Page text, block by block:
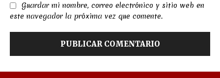
Guardar mi nombre, correo electrónico y sitio web en
este navegador la próxima vez que comente.